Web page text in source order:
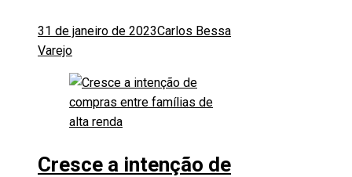
31 de janeiro de 2023Carlos Bessa
Varejo
Cresce a intenção de